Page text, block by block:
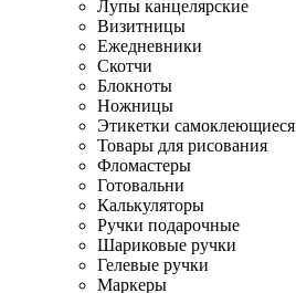
Лупы канцелярские
Визитницы
Ежедневники
Скотчи
Блокноты
Ножницы
Этикетки самоклеющиеся
Товары для рисования
Фломастеры
Готовальни
Калькуляторы
Ручки подарочные
Шариковые ручки
Гелевые ручки
Маркеры